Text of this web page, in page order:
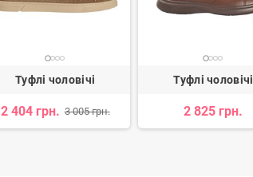
Туфлі чоловічі
2 404 грн. 3 005 грн.
Туфлі чоловічі
2 825 грн.